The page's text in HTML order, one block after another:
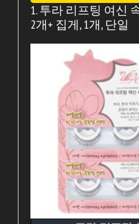
1. 투라 리프팅 여신
2개+ 집게, 1개, 단일